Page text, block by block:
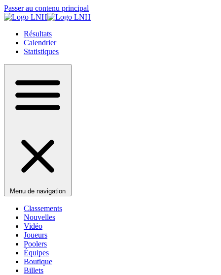
Passer au contenu principal
Résultats
Calendrier
Statistiques
Menu de navigation
Classements
Nouvelles
Vidéo
Joueurs
Poolers
Équipes
Boutique
Billets